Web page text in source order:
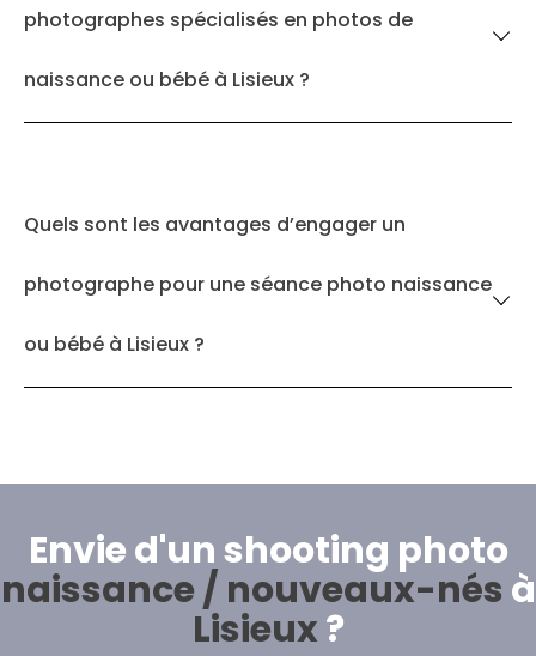
photographes spécialisés en photos de
naissance ou bébé à Lisieux ?
Quels sont les avantages d’engager un
photographe pour une séance photo naissance
ou bébé à Lisieux ?
Envie d'un shooting photo
naissance / nouveaux-nés à
Lisieux?